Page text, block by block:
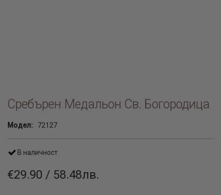
Сребърен Медальон Св. Богородица
Модел: 72127
В наличност
€29.90 / 58.48лв.